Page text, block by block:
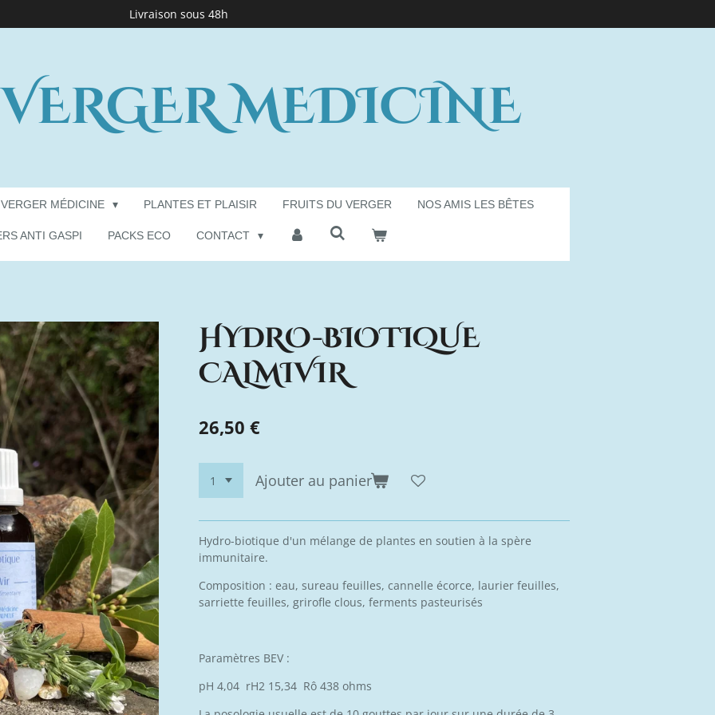
Livraison sous 48h
MEDICINE
MÉDICINE PLANTES ET PLAISIR FRUITS DU VERGER NOS AMIS LES BÊTES
ANTI GASPI PACKS ECO CONTACT
HYDRO-BIOTIQUE
CALMIVIR
26,50 €
Ajouter au panier
Hydro-biotique d'un mélange de plantes en soutien à la spère
immunitaire.
Composition : eau, sureau feuilles, cannelle écorce, laurier feuilles,
sarriette feuilles, grirofle clous, ferments pasteurisés
Paramètres BEV :
pH 4,04 rH2 15,34 Rô 438 ohms